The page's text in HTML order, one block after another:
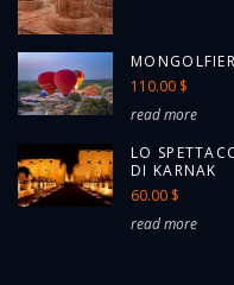
110.00 $
read more
LO
DI KARNAK
60.00 $
read more